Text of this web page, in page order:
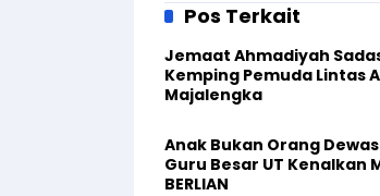
Pos Terkait
Jemaat Ahmadiyah
Kemping Pemuda Lintas
Majalengka
Anak Bukan Orang
Guru Besar UT Kenalkan
BERLIAN